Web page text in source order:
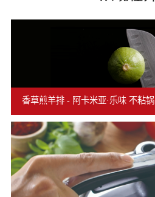
香草煎羊排 - 阿卡米亚·乐味 不粘锅